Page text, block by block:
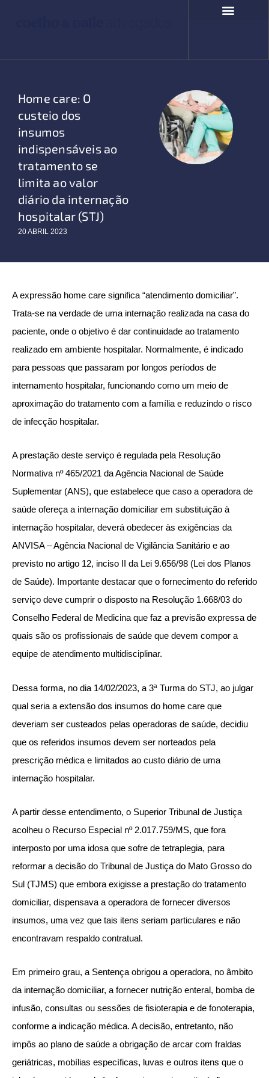
Home care: O
custeio dos
insumos
indispensáveis ao
tratamento se
limita ao valor
diário da internação
hospitalar (STJ)
20 ABRIL 2023
A expressão home care significa “atendimento domiciliar”.
Trata-se na verdade de uma internação realizada na casa do
paciente, onde o objetivo é dar continuidade ao tratamento
realizado em ambiente hospitalar. Normalmente, é indicado
para pessoas que passaram por longos períodos de
internamento hospitalar, funcionando como um meio de
aproximação do tratamento com a família e reduzindo o risco
de infecção hospitalar.
A prestação deste serviço é regulada pela Resolução
Normativa nº 465/2021 da Agência Nacional de Saúde
Suplementar (ANS), que estabelece que caso a operadora de
saúde ofereça a internação domiciliar em substituição à
internação hospitalar, deverá obedecer às exigências da
ANVISA – Agência Nacional de Vigilância Sanitário e ao
previsto no artigo 12, inciso II da Lei 9.656/98 (Lei dos Planos
de Saúde). Importante destacar que o fornecimento do referido
serviço deve cumprir o disposto na Resolução 1.668/03 do
Conselho Federal de Medicina que faz a previsão expressa de
quais são os profissionais de saúde que devem compor a
equipe de atendimento multidisciplinar.
Dessa forma, no dia 14/02/2023, a 3ª Turma do STJ, ao julgar
qual seria a extensão dos insumos do home care que
deveriam ser custeados pelas operadoras de saúde, decidiu
que os referidos insumos devem ser norteados pela
prescrição médica e limitados ao custo diário de uma
internação hospitalar.
A partir desse entendimento, o Superior Tribunal de Justiça
acolheu o Recurso Especial nº 2.017.759/MS, que fora
interposto por uma idosa que sofre de tetraplegia, para
reformar a decisão do Tribunal de Justiça do Mato Grosso do
Sul (TJMS) que embora exigisse a prestação do tratamento
domiciliar, dispensava a operadora de fornecer diversos
insumos, uma vez que tais itens seriam particulares e não
encontravam respaldo contratual.
Em primeiro grau, a Sentença obrigou a operadora, no âmbito
da internação domiciliar, a fornecer nutrição enteral, bomba de
infusão, consultas ou sessões de fisioterapia e de fonoterapia,
conforme a indicação médica. A decisão, entretanto, não
impôs ao plano de saúde a obrigação de arcar com fraldas
geriátricas, mobílias específicas, luvas e outros itens que o